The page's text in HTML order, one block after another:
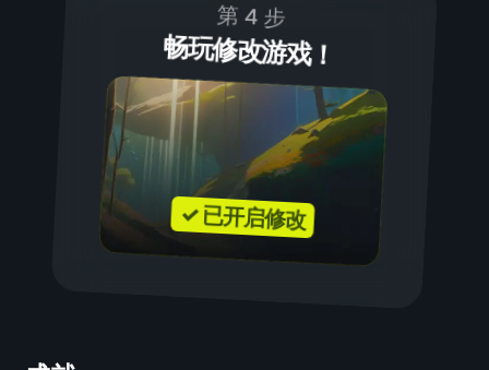
第 4 步
畅玩修改游戏！
✓ 已开启修改